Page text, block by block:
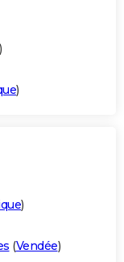
)
)
)
(Vendée)